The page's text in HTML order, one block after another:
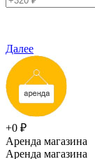
Далее
+0 ₽
Аренда магазина
Аренда магазина